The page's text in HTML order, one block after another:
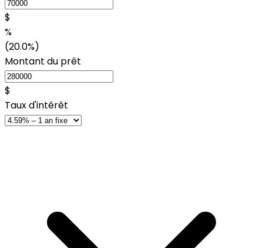
$
%
(20.0%)
Montant du prêt
$
Taux d'intérêt